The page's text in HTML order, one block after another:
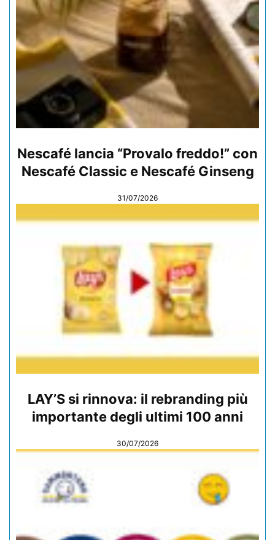
Nescafé lancia “Provalo freddo!” con
Nescafé Classic e Nescafé Ginseng
31/07/2026
LAY’S si rinnova: il rebranding più
importante degli ultimi 100 anni
30/07/2026